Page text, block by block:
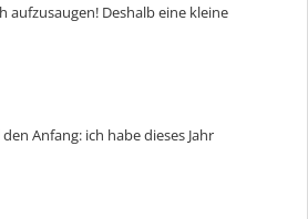
aufzusaugen! Deshalb eine kleine
Anfang: ich habe dieses Jahr